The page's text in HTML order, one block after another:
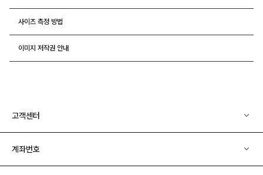
사이즈 측정 방법
이미지 저작권 안내
고객센터
계좌번호